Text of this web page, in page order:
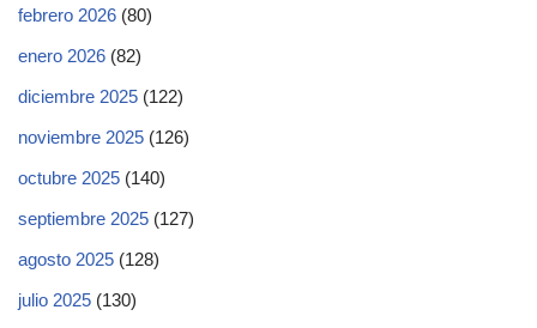
febrero 2026 (80)
enero 2026 (82)
diciembre 2025 (122)
noviembre 2025 (126)
octubre 2025 (140)
septiembre 2025 (127)
agosto 2025 (128)
julio 2025 (130)